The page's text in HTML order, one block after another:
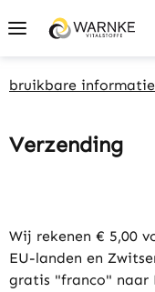
content
bruikbare informatie
Verzending
Wij rekenen € 5,00
EU-landen en
gratis "franco" naar